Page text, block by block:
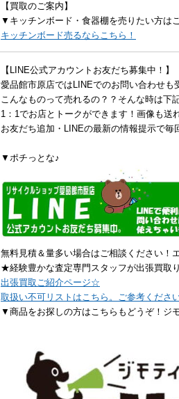
【買取のご案内】
▼キッチンボード・食器棚を売りたい方は
キッチンボード売るならこちら！
【LINE公式アカウントお友だち募集中！】
愛品館市原店ではLINEでのお問い合わせも
こんなものって売れるの？？そんな時は
1：1でお店とトークができます！画像も送
お友だち追加・LINEの最新の情報提示で毎
▼ポチっとな♪
無料見積＆量多い場合はご相談ください！
★経験豊かな査定専門スタッフが出張買取
出張買取ご紹介ページ☆
取扱い不可リストはこちら。ご参考ください
▼商品をお探しの方はこちらもどうぞ！ジ